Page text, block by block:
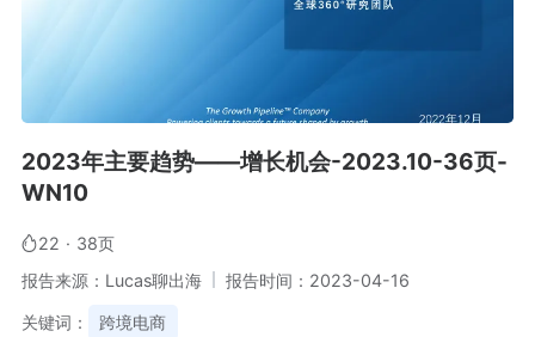
2023年主要趋势——增长机会-2023.10-36页-
WN10
22 · 38页
报告来源：Lucas聊出海
报告时间：2023-04-16
关键词： 跨境电商